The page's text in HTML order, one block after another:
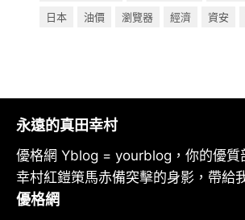
日本
油價 瀏覽器 經濟 資安
永遠的真田幸村
優格網 Yblog = yourblog，你的優質
幸村紅鎧策馬赤備突擊的身影，帶給
優格網